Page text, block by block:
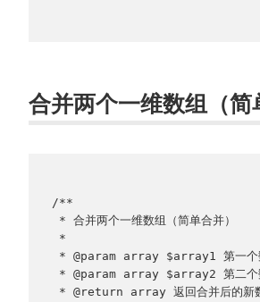
合并两个一维数组（简
/**
* 合并两个一维数组（简单合并）
*
* @param array $array1 第一个
* @param array $array2 第二个
* @return array 返回合并后的新